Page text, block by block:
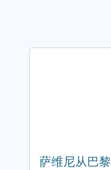
萨维尼从巴黎